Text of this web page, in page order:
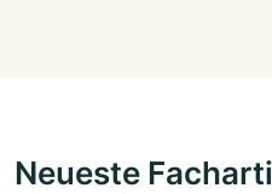
Neueste